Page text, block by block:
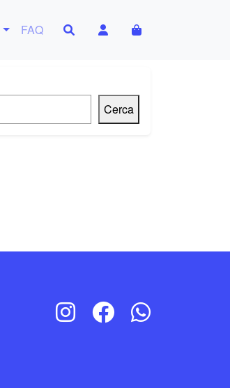
FAQ SearchAccountCart
Cerca